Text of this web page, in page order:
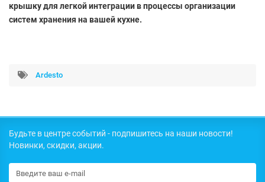
крышку для легкой интеграции в процессы организации
систем хранения на вашей кухне.
Ardesto
Будьте в центре событий - подпишитесь на наши новости!
Новинки, скидки, акции.